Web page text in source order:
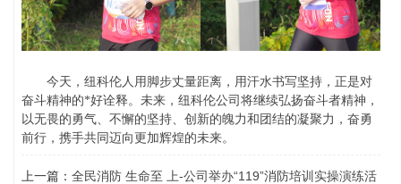
今天，纽科伦人用脚步丈量距离，用汗水书写坚持，正是对
奋斗精神的*好诠释。未来，纽科伦公司将继续弘扬奋斗者精神 ，
以无畏的勇气、不懈的坚持、创新的魄力和团结的凝聚力，奋勇
前行 ，携手共同迈向更加辉煌的未来。
上一篇：全民消防 生命至 上-公司举办“119”消防培训实操演练活